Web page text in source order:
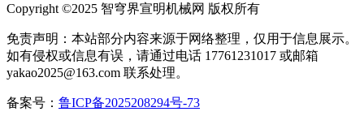
Copyright ©2025 智穹界宣明机械网 版权所有
免责声明：本站部分内容来源于网络整理，仅用于信息展示。
如有侵权或信息有误，请通过电话 17761231017 或邮箱
yakao2025@163.com 联系处理。
备案号： 鲁ICP备2025208294号-73